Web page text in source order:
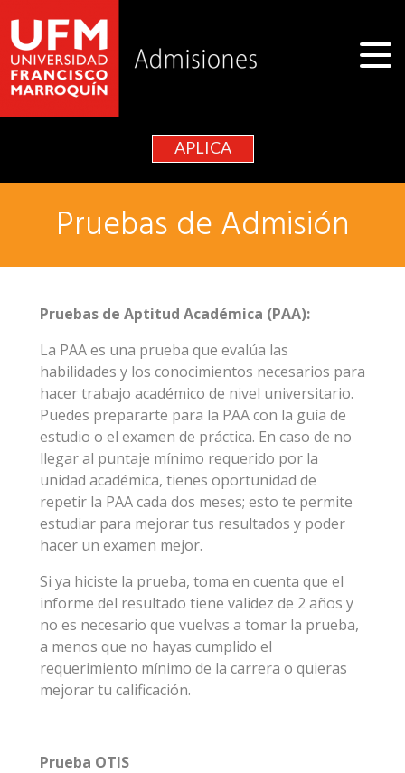
APLICA
Pruebas de Admisión
Pruebas de Aptitud Académica (PAA):
La PAA es una prueba que evalúa las
habilidades y los conocimientos necesarios para
hacer trabajo académico de nivel universitario.
Puedes prepararte para la PAA con la guía de
estudio o el examen de práctica. En caso de no
llegar al puntaje mínimo requerido por la
unidad académica, tienes oportunidad de
repetir la PAA cada dos meses; esto te permite
estudiar para mejorar tus resultados y poder
hacer un examen mejor.
Si ya hiciste la prueba, toma en cuenta que el
informe del resultado tiene validez de 2 años y
no es necesario que vuelvas a tomar la prueba,
a menos que no hayas cumplido el
requerimiento mínimo de la carrera o quieras
mejorar tu calificación.
Prueba OTIS